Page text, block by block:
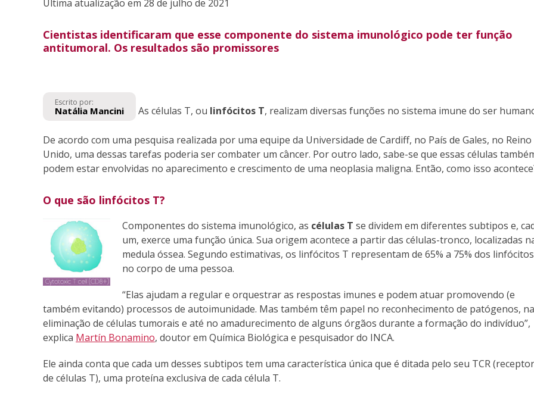
Última atualização em 28 de julho de 2021
Cientistas identificaram que esse componente do sistema imunológico pode ter função
antitumoral. Os resultados são promissores
Escrito por:
Natália Mancini As células T, ou linfócitos T, realizam diversas funções no sistema imune do ser
De acordo com uma pesquisa realizada por uma equipe da Universidade de Cardiff, no País de Gales, no Reino
Unido, uma dessas tarefas poderia ser combater um câncer. Por outro lado, sabe-se que essas células
podem estar envolvidas no aparecimento e crescimento de uma neoplasia maligna. Então, como isso
O que são linfócitos T?
Componentes do sistema imunológico, as células T se dividem em diferentes subtipos e,
um, exerce uma função única. Sua origem acontece a partir das células-tronco, localizadas
medula óssea. Segundo estimativas, os linfócitos T representam de 65% a 75% dos linfócitos
no corpo de uma pessoa.
“Elas ajudam a regular e orquestrar as respostas imunes e podem atuar promovendo (e
também evitando) processos de autoimunidade. Mas também têm papel no reconhecimento de patógenos, na
eliminação de células tumorais e até no amadurecimento de alguns órgãos durante a formação do indivíduo”,
explica Martín Bonamino, doutor em Química Biológica e pesquisador do INCA.
Ele ainda conta que cada um desses subtipos tem uma característica única que é ditada pelo seu TCR (receptor
de células T), uma proteína exclusiva de cada célula T.